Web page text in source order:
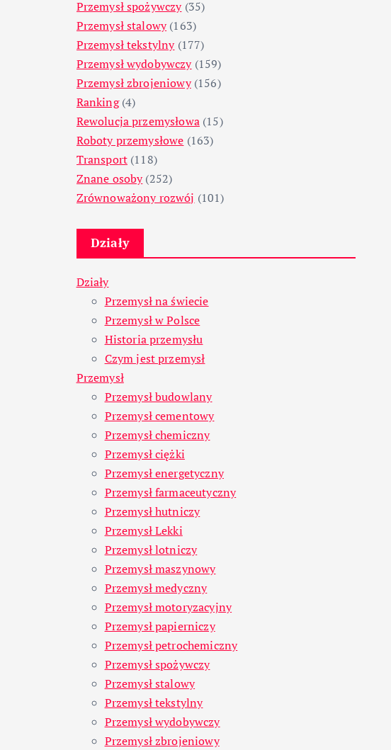
Przemysł spożywczy(35)
Przemysł stalowy(163)
Przemysł tekstylny(177)
Przemysł wydobywczy(159)
Przemysł zbrojeniowy(156)
Ranking(4)
Rewolucja przemysłowa(15)
Roboty przemysłowe (163)
Transport (118)
Znane osoby(252)
Zrównoważony rozwój (101)
Działy
Działy
Przemysł na świecie
Przemysł w Polsce
Historia przemysłu
Czym jest przemysł
Przemysł
Przemysł budowlany
Przemysł cementowy
Przemysł chemiczny
Przemysł ciężki
Przemysł energetyczny
Przemysł farmaceutyczny
Przemysł hutniczy
Przemysł Lekki
Przemysł lotniczy
Przemysł maszynowy
Przemysł medyczny
Przemysł motoryzacyjny
Przemysł papierniczy
Przemysł petrochemiczny
Przemysł spożywczy
Przemysł stalowy
Przemysł tekstylny
Przemysł wydobywczy
Przemysł zbrojeniowy